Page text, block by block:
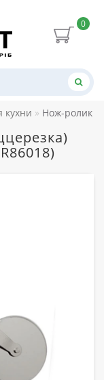
0
кухни Нож-ролик